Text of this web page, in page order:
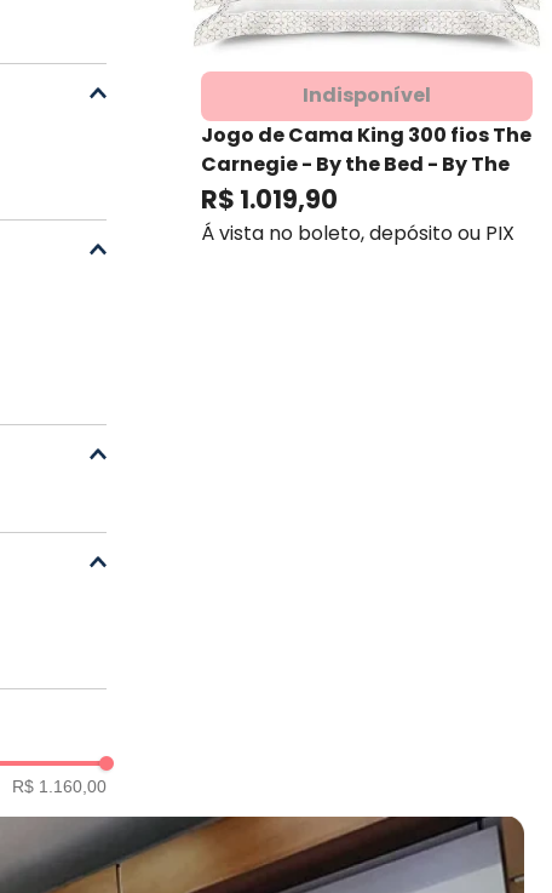
R$ 1.160,00
Indisponível
Jogo de Cama King 300 fios The
Carnegie - By the Bed - By The
Bed
R$ 1.019,90
Á vista no boleto, depósito ou PIX